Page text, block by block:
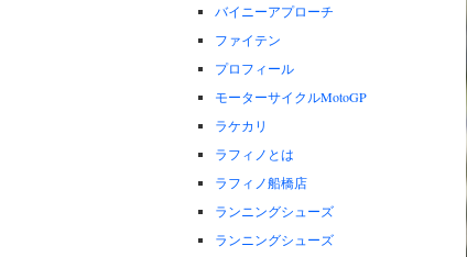
バイニーアプローチ
ファイテン
プロフィール
モーターサイクルMotoGP
ラケカリ
ラフィノとは
ラフィノ船橋店
ランニングシューズ
ランニングシューズ